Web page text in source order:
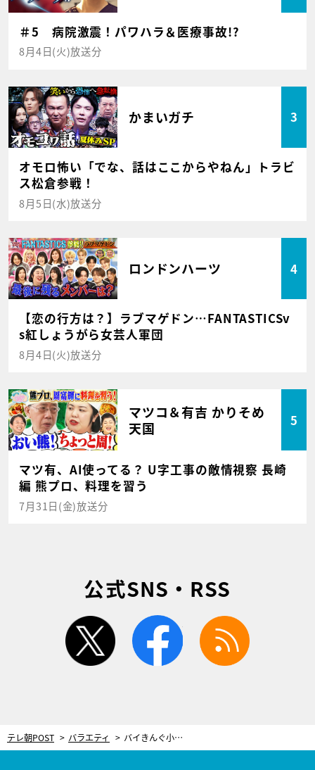
＃5 病院激震！パワハラ＆医療事故!?
8月4日(火)放送分
かまいガチ 3
オモロ怖い「でな、話はここからやねん」トラビ
ス松倉参戦！
8月5日(水)放送分
ロンドンハーツ 4
【恋の行方は？】ラブマゲドン…FANTASTICSv
s紅しょうがら女芸人軍団
8月4日(火)放送分
マツコ＆有吉 かりそめ
天国
5
マツ有、AI使ってる？ U字工事の敵情視察 長崎
編 熊プロ、料理を習う
7月31日(金)放送分
公式SNS・RSS
twitter facebook
テレ朝POST バラエティ バイきんぐ小峠、共演者の“ヤラセ疑惑”指摘に「さすがですね」 大好きなシリーズに物言い